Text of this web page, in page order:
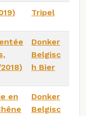
Tripel
Donker
Belgisc
h Bier
en
Donker
Belgisc